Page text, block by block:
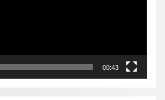
00:43